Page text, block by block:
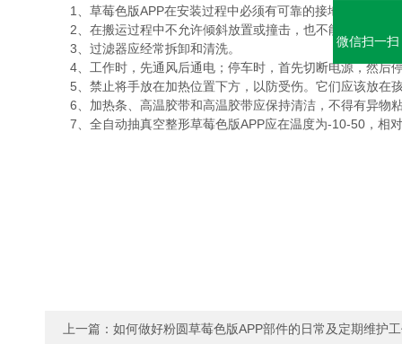
1、草莓色版APP在安装过程中必须有可靠的接地装置。
2、在搬运过程中不允许倾斜放置或撞击，也不能向下搬运
3、过滤器应经常拆卸和清洗。
4、工作时，先通风后通电；停车时，首先切断电源，然后
5、禁止将手放在加热位置下方，以防受伤。它们应该放在孩
6、加热条、高温胶带和高温胶带应保持清洁，不得有异物粘
7、全自动抽真空整形草莓色版APP应在温度为-10-50，相对
上一篇： 如何做好粉圆草莓色版APP部件的日常及定期维护
微信扫一扫